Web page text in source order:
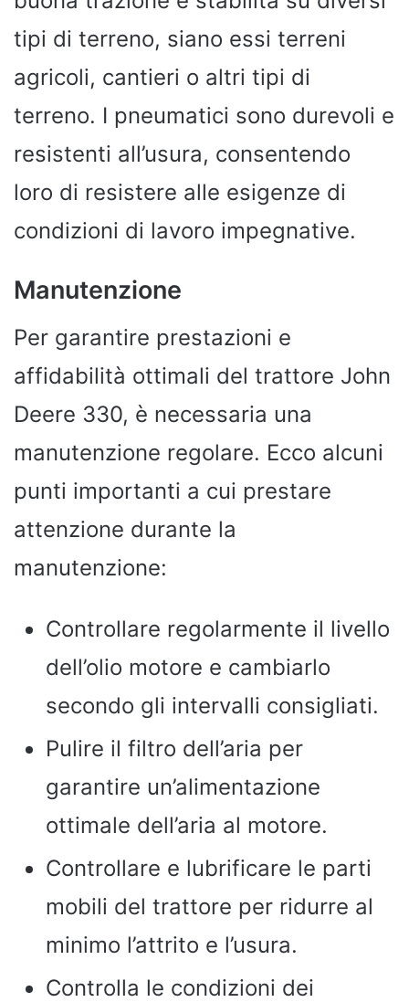
tipi di terreno, siano essi terreni
agricoli, cantieri o altri tipi di
terreno. I pneumatici sono durevoli e
resistenti all’usura, consentendo
loro di resistere alle esigenze di
condizioni di lavoro impegnative.
Manutenzione
Per garantire prestazioni e
affidabilità ottimali del trattore John
Deere 330, è necessaria una
manutenzione regolare. Ecco alcuni
punti importanti a cui prestare
attenzione durante la
manutenzione:
Controllare regolarmente il livello
dell’olio motore e cambiarlo
secondo gli intervalli consigliati.
Pulire il filtro dell’aria per
garantire un’alimentazione
ottimale dell’aria al motore.
Controllare e lubrificare le parti
mobili del trattore per ridurre al
minimo l’attrito e l’usura.
Controlla le condizioni dei